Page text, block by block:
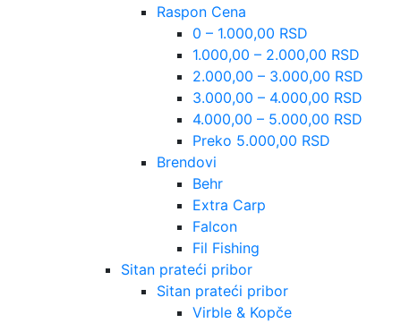
Raspon Cena
0 – 1.000,00 RSD
1.000,00 – 2.000,00 RSD
2.000,00 – 3.000,00 RSD
3.000,00 – 4.000,00 RSD
4.000,00 – 5.000,00 RSD
Preko 5.000,00 RSD
Brendovi
Behr
Extra Carp
Falcon
Fil Fishing
Sitan prateći pribor
Sitan prateći pribor
Virble & Kopče